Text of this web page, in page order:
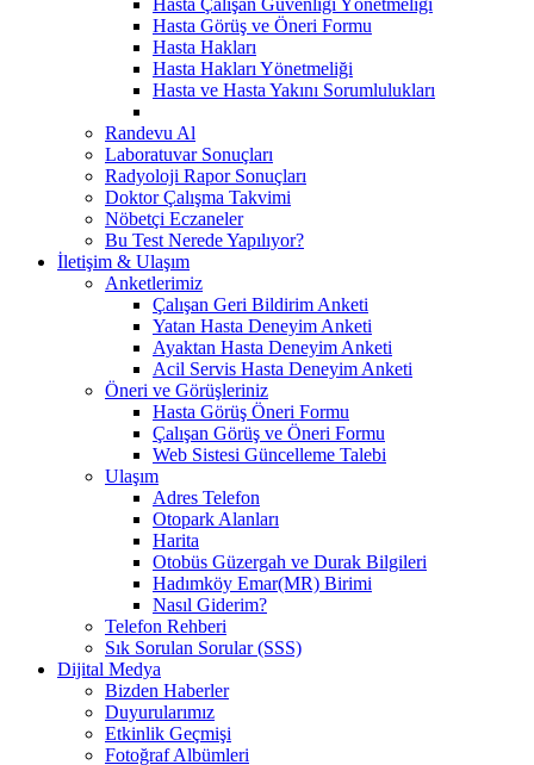
Hasta Görüş ve Öneri Formu
Hasta Hakları
Hasta Hakları Yönetmeliği
Hasta ve Hasta Yakını Sorumlulukları
Randevu Al
Laboratuvar Sonuçları
Radyoloji Rapor Sonuçları
Doktor Çalışma Takvimi
Nöbetçi Eczaneler
Bu Test Nerede Yapılıyor?
İletişim & Ulaşım
Anketlerimiz
Çalışan Geri Bildirim Anketi
Yatan Hasta Deneyim Anketi
Ayaktan Hasta Deneyim Anketi
Acil Servis Hasta Deneyim Anketi
Öneri ve Görüşleriniz
Hasta Görüş Öneri Formu
Çalışan Görüş ve Öneri Formu
Web Sistesi Güncelleme Talebi
Ulaşım
Adres Telefon
Otopark Alanları
Harita
Otobüs Güzergah ve Durak Bilgileri
Hadımköy Emar(MR) Birimi
Nasıl Giderim?
Telefon Rehberi
Sık Sorulan Sorular (SSS)
Dijital Medya
Bizden Haberler
Duyurularımız
Etkinlik Geçmişi
Fotoğraf Albümleri